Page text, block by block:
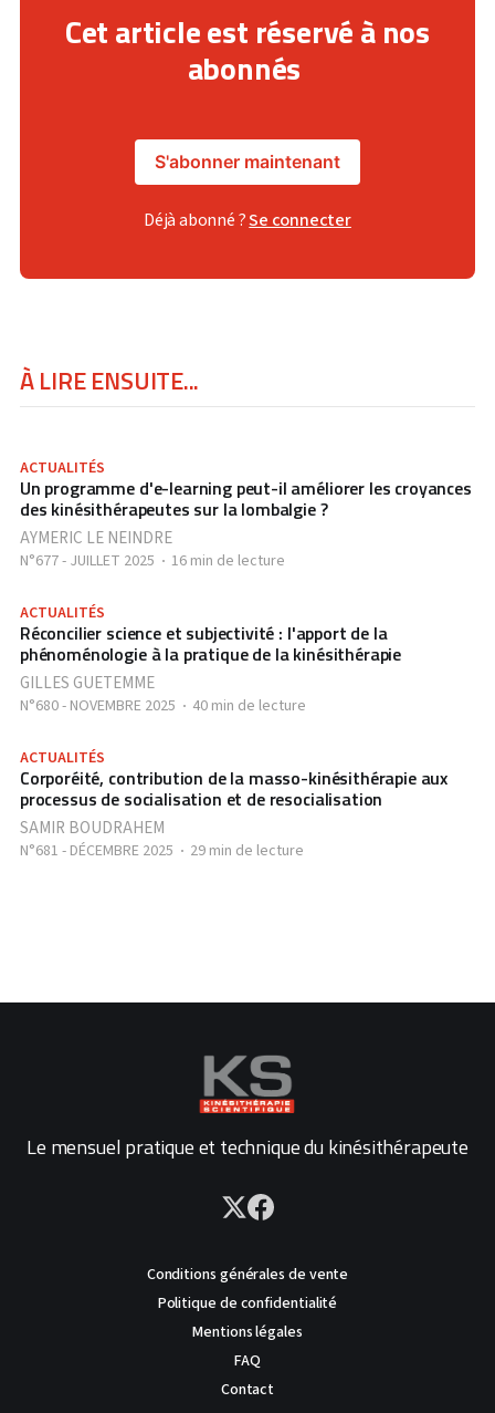
Cet article est réservé à nos
abonnés
S'abonner maintenant
Déjà abonné ?Se connecter
À LIRE ENSUITE...
ACTUALITÉS
Un programme d'e-learning peut-il améliorer les croyances
des kinésithérapeutes sur la lombalgie ?
AYMERIC LE NEINDRE
N°677 - JUILLET 2025 16 min de lecture
ACTUALITÉS
Réconcilier science et subjectivité : l'apport de la
phénoménologie à la pratique de la kinésithérapie
GILLES GUETEMME
N°680 - NOVEMBRE 2025 40 min de lecture
ACTUALITÉS
Corporéité, contribution de la masso-kinésithérapie aux
processus de socialisation et de resocialisation
SAMIR BOUDRAHEM
N°681 - DÉCEMBRE 2025 29 min de lecture
Le mensuel pratique et technique du kinésithérapeute
Conditions générales de vente
Politique de confidentialité
Mentions légales
FAQ
Contact